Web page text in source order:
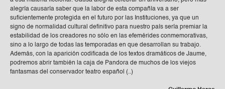
alegría causaría saber que la labor de esta compañía va a ser
suficientemente protegida en el futuro por las Instituciones, ya que un
signo de normalidad cultural definitivo para nuestro país sería premiar la
estabilidad de los creadores no sólo en las efemérides conmemorativas,
sino a lo largo de todas las temporadas en que desarrollan su trabajo.
Además, con la aparición codificada de los textos dramáticos de Jaume,
podremos abrir también la caja de Pandora de muchos de los viejos
fantasmas del conservador teatro español (..)